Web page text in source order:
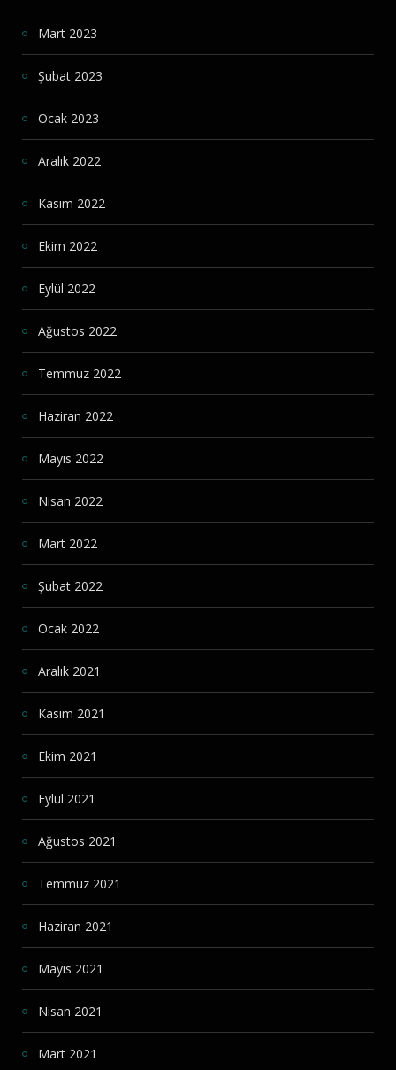
Mart 2023
Şubat 2023
Ocak 2023
Aralık 2022
Kasım 2022
Ekim 2022
Eylül 2022
Ağustos 2022
Temmuz 2022
Haziran 2022
Mayıs 2022
Nisan 2022
Mart 2022
Şubat 2022
Ocak 2022
Aralık 2021
Kasım 2021
Ekim 2021
Eylül 2021
Ağustos 2021
Temmuz 2021
Haziran 2021
Mayıs 2021
Nisan 2021
Mart 2021